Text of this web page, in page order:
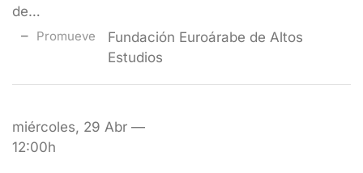
de…
Promueve
Fundación Euroárabe de Altos
Estudios
miércoles, 29 Abr —
12:00h